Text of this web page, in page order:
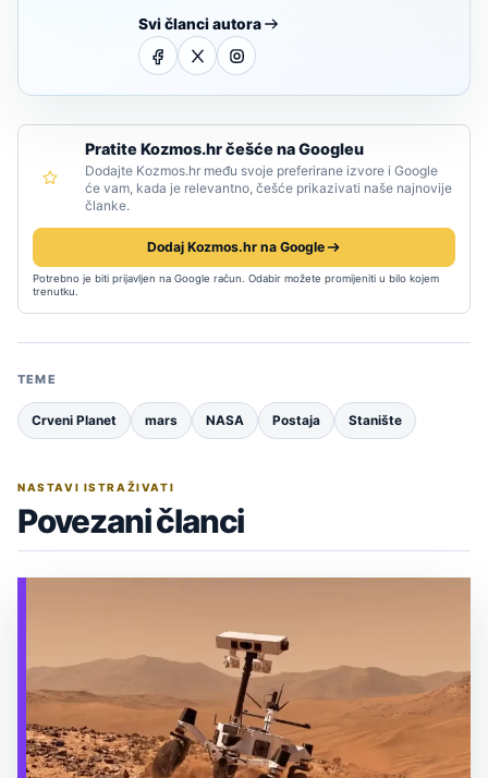
Svi članci autora
Pratite Kozmos.hr češće na Googleu
Dodajte Kozmos.hr među svoje preferirane izvore i Google
će vam, kada je relevantno, češće prikazivati naše najnovije
članke.
Dodaj Kozmos.hr na Google
Potrebno je biti prijavljen na Google račun. Odabir možete promijeniti u bilo kojem
trenutku.
TEME
Crveni Planet mars NASA Postaja Stanište
NASTAVI ISTRAŽIVATI
Povezani članci